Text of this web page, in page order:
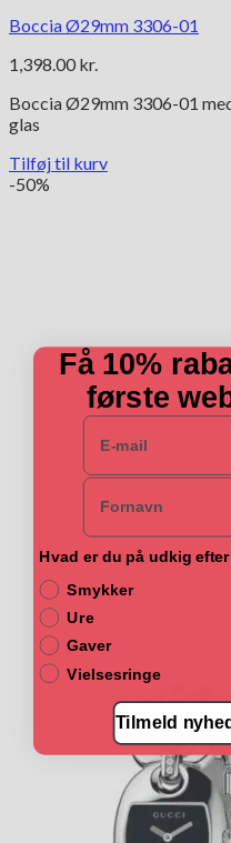
Boccia Ø29mm 3306-01
1,398.00 kr.
Boccia Ø29mm 3306-01
glas
Tilføj til kurv
-50%
Få 10%
første
E-mail
Navn
Hvad er du på udkig
Smykker
Ure
Gaver
Vielsesringe
Tilmeld